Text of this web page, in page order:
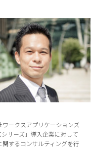
ークスアプリケーションズ
リーズ」導入企業に対して
するコンサルティングを行